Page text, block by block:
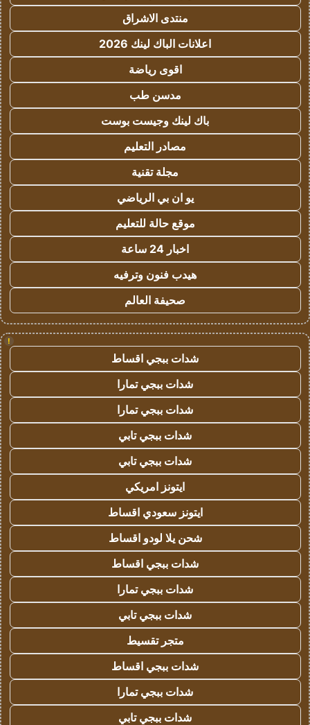
منتدى الاشراق
اعلانات الباك لينك 2026
اقوى رياضة
مدسن طب
باك لينك وجيست بوست
مصادر التعليم
مجلة تقنية
يو ان بي الرياضي
موقع حالة للتعليم
اخبار 24 ساعة
هيدب فنون وترفيه
صحيفة العالم
!
شدات ببجي اقساط
شدات ببجي تمارا
شدات ببجي تمارا
شدات ببجي تابي
شدات ببجي تابي
ايتونز امريكي
ايتونز سعودي اقساط
شحن يلا لودو اقساط
شدات ببجي اقساط
شدات ببجي تمارا
شدات ببجي تابي
متجر تقسيط
شدات ببجي اقساط
شدات ببجي تمارا
شدات ببجي تابي